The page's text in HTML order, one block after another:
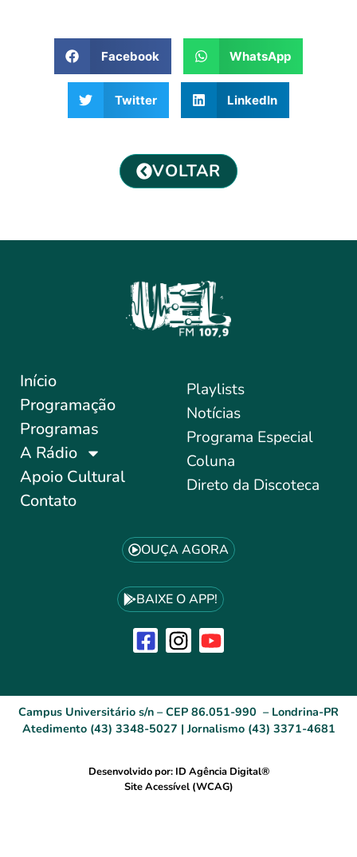
Facebook WhatsApp
Twitter LinkedIn
VOLTAR
Início
Programação
Programas
A Rádio
Apoio Cultural
Contato
Playlists
Notícias
Programa Especial
Coluna
Direto da Discoteca
OUÇA AGORA
BAIXE O APP!
Campus Universitário s/n – CEP 86.051-990 – Londrina-PR
Atedimento (43) 3348-5027 | Jornalismo (43) 3371-4681
Desenvolvido por: ID Agência Digital®
Site Acessível (WCAG)